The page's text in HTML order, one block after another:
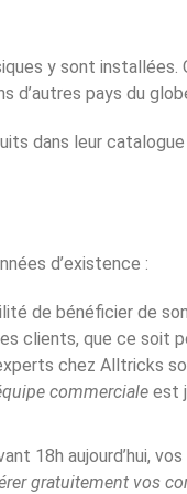
y sont installées.
d’autres pays du
dans leur catalogue
d’existence :
de bénéficier de son
clients, que ce soit
chez Alltricks
commerciale est
18h aujourd’hui,
gratuitement vos